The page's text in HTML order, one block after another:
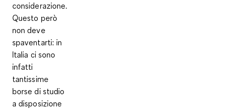
considerazione.
Questo però
non deve
spaventarti: in
Italia ci sono
infatti
tantissime
borse di studio
a disposizione